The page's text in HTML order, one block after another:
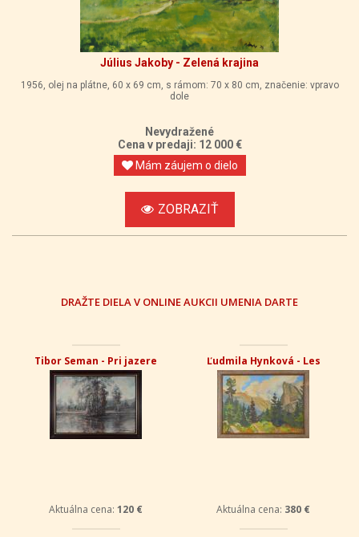
Július Jakoby - Zelená krajina
1956, olej na plátne, 60 x 69 cm, s rámom: 70 x 80 cm, značenie: vpravo
dole
Nevydražené
Cena v predaji: 12 000 €
Mám záujem o dielo
ZOBRAZIŤ
DRAŽTE DIELA V ONLINE AUKCII UMENIA DARTE
Tibor Seman - Pri jazere
Aktuálna cena: 120 €
Ľudmila Hynková - Les
Aktuálna cena: 380 €